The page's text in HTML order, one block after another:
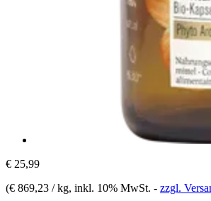
€ 25,99
(€ 869,23 / kg, inkl. 10% MwSt. - zzgl.